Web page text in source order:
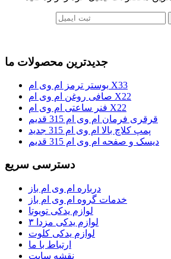
جدیدترین محصولات ما
بوستر ترمز ام وی ام X33
صافی روغن ام وی ام X22
فنر ساعتی ام وی ام X22
قرقری فرمان ام وی ام 315 قدیم
پمپ کلاچ بالا ام وی ام 315 جدید
دیسک و صفحه ام وی ام 315 قدیم
دسترسی سریع
درباره ام وی ام باز
خدمات گروه ام وی ام باز
لوازم یدکی تویوتا
لوازم یدکی مزدا ۳
لوازم یدکی کلوت
ارتباط با ما
نقشه سایت